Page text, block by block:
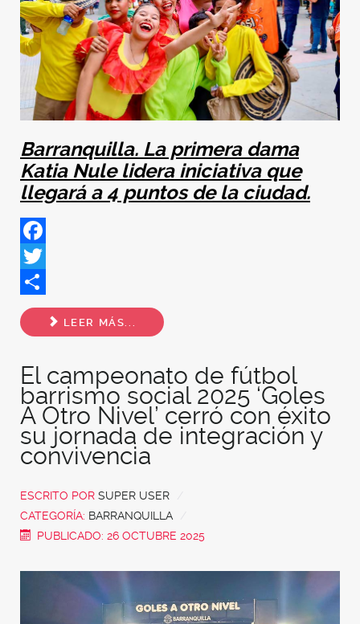
Barranquilla. La primera dama
Katia Nule lidera iniciativa que
llegará a 4 puntos de la ciudad.
Facebook
Twitter
Share
LEER MÁS...
El campeonato de fútbol
barrismo social 2025 ‘Goles
A Otro Nivel’ cerró con éxito
su jornada de integración y
convivencia
ESCRITO POR SUPER USER
CATEGORÍA: BARRANQUILLA
PUBLICADO: 26 OCTUBRE 2025